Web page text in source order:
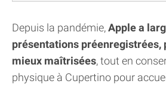
Depuis la pandémie,Apple a
présentations préenregistrées,
mieux maîtrisées, tout en
physique à Cupertino pour